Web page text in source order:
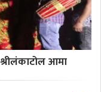
श्रीलंकाटोल आमा